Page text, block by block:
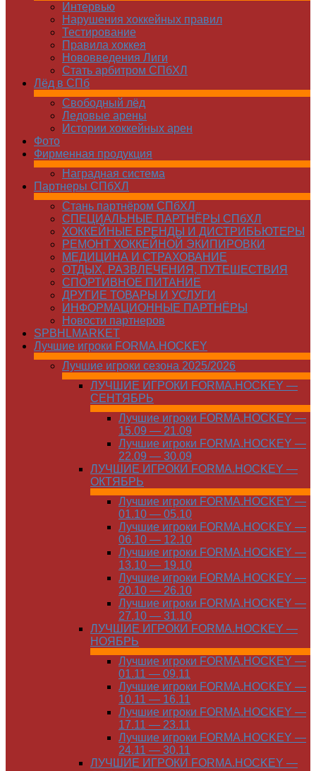
Интервью
Нарушения хоккейных правил
Тестирование
Правила хоккея
Нововведения Лиги
Стать арбитром СПбХЛ
Лёд в СПб
Свободный лёд
Ледовые арены
Истории хоккейных арен
Фото
Фирменная продукция
Наградная система
Партнеры СПбХЛ
Стань партнёром СПбХЛ
СПЕЦИАЛЬНЫЕ ПАРТНЁРЫ СПбХЛ
ХОККЕЙНЫЕ БРЕНДЫ И ДИСТРИБЬЮТЕРЫ
РЕМОНТ ХОККЕЙНОЙ ЭКИПИРОВКИ
МЕДИЦИНА И СТРАХОВАНИЕ
ОТДЫХ, РАЗВЛЕЧЕНИЯ, ПУТЕШЕСТВИЯ
СПОРТИВНОЕ ПИТАНИЕ
ДРУГИЕ ТОВАРЫ И УСЛУГИ
ИНФОРМАЦИОННЫЕ ПАРТНЁРЫ
Новости партнеров
SPBHLMARKET
Лучшие игроки FORMA.HOCKEY
Лучшие игроки сезона 2025/2026
ЛУЧШИЕ ИГРОКИ FORMA.HOCKEY —
СЕНТЯБРЬ
Лучшие игроки FORMA.HOCKEY —
15.09 — 21.09
Лучшие игроки FORMA.HOCKEY —
22.09 — 30.09
ЛУЧШИЕ ИГРОКИ FORMA.HOCKEY —
ОКТЯБРЬ
Лучшие игроки FORMA.HOCKEY —
01.10 — 05.10
Лучшие игроки FORMA.HOCKEY —
06.10 — 12.10
Лучшие игроки FORMA.HOCKEY —
13.10 — 19.10
Лучшие игроки FORMA.HOCKEY —
20.10 — 26.10
Лучшие игроки FORMA.HOCKEY —
27.10 — 31.10
ЛУЧШИЕ ИГРОКИ FORMA.HOCKEY —
НОЯБРЬ
Лучшие игроки FORMA.HOCKEY —
01.11 — 09.11
Лучшие игроки FORMA.HOCKEY —
10.11 — 16.11
Лучшие игроки FORMA.HOCKEY —
17.11 — 23.11
Лучшие игроки FORMA.HOCKEY —
24.11 — 30.11
ЛУЧШИЕ ИГРОКИ FORMA.HOCKEY —